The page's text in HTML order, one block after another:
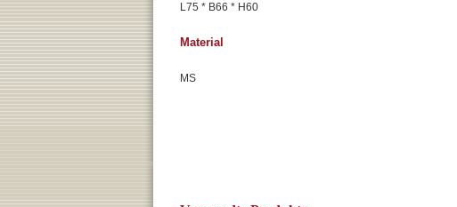
L75 * B66 * H60
Material
MS